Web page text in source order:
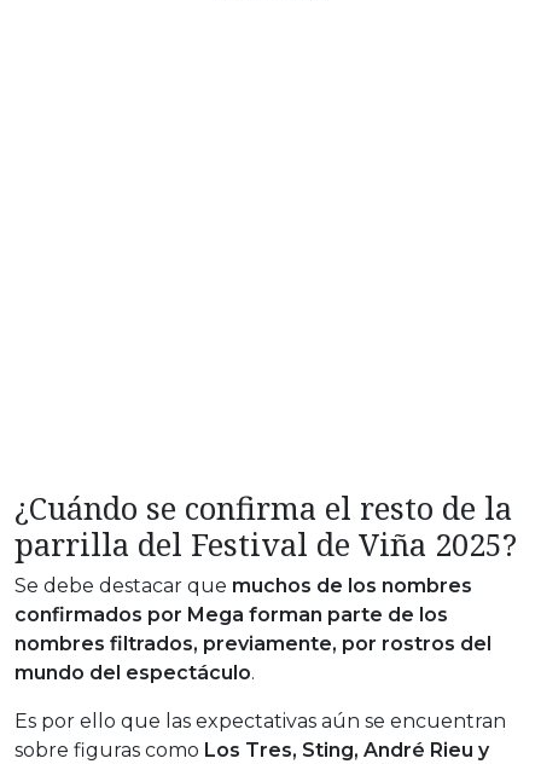
¿Cuándo se confirma el resto de la
parrilla del Festival de Viña 2025?
Se debe destacar que muchos de los nombres
confirmados por Mega forman parte de los
nombres filtrados, previamente, por rostros del
mundo del espectáculo.
Es por ello que las expectativas aún se encuentran
sobre figuras como Los Tres, Sting, André Rieu y